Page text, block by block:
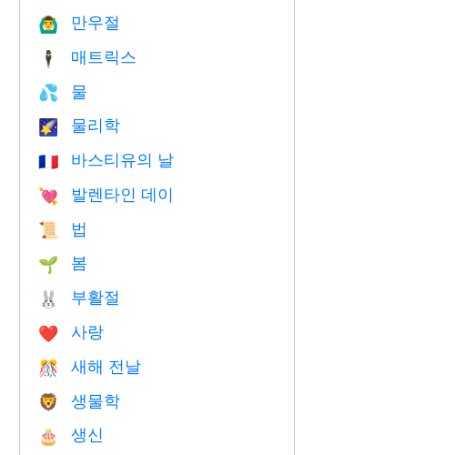
🙆‍♂️ 만우절
🕴️ 매트릭스
💦 물
🌠 물리학
🇫🇷 바스티유의 날
💘 발렌타인 데이
📜 법
🌱 봄
🐰 부활절
❤️️ 사랑
🎊 새해 전날
🦁 생물학
🎂 생신